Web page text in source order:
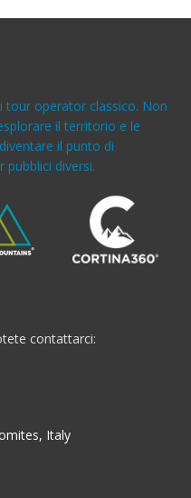
operator classico. Non
il territorio e le
il punto di
pubblici diversi.
contattarci:
Italy